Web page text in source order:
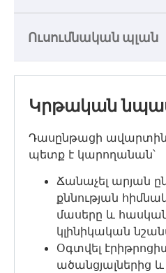
Ուսումնական պլան
Կրթական
Դասընթացի
պետք է կարողանան՝
Ճանաչել արյան
քննության
մասերը և
կլինիկական
Օգտվել
ածանցյալներից